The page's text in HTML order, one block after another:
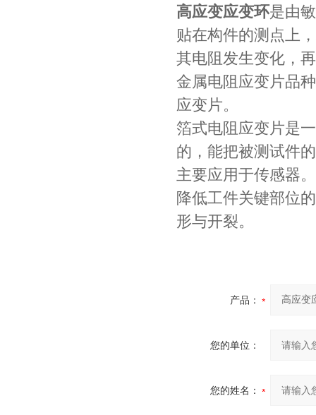
高应变应变环是由
贴在构件的测点上
其电阻发生变化，
金属电阻应变片品
应变片。
箔式电阻应变片是
的，能把被测试件
主要应用于传感器
降低工件关键部位
形与开裂。
产品：
您的单位：
您的姓名：